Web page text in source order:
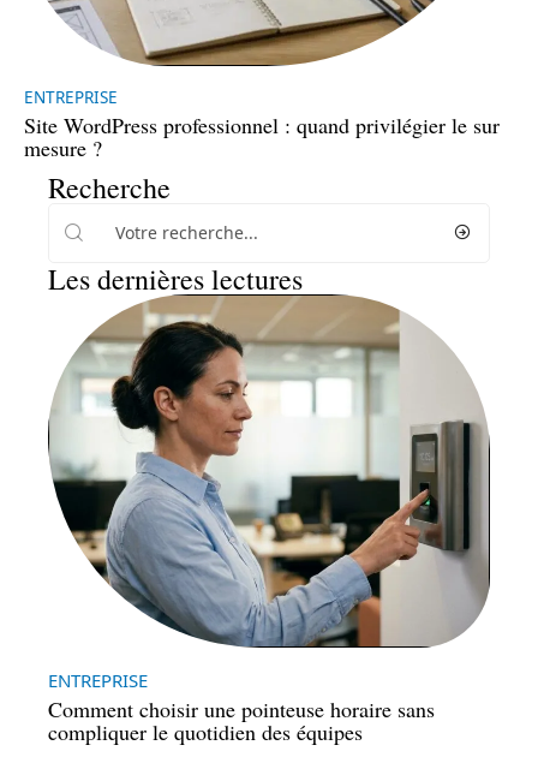
ENTREPRISE
Site WordPress professionnel : quand privilégier le sur
mesure ?
Recherche
Les dernières lectures
ENTREPRISE
Comment choisir une pointeuse horaire sans
compliquer le quotidien des équipes